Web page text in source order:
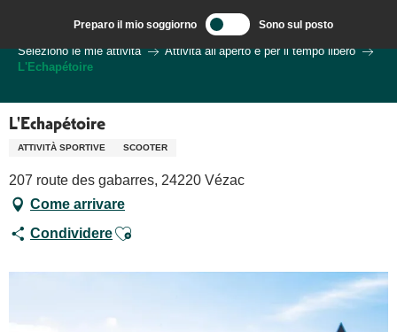
contenu
principal
Preparo il mio soggiorno Sono sul posto
Benvenuti a Sarlat, capitale del Périgord Noir – IT
Seleziono le mie attività
Attività all’aperto e per il tempo libero
L'Echapétoire
L'Echapétoire
ATTIVITÀ SPORTIVE SCOOTER
207 route des gabarres, 24220 Vézac
Come arrivare
CondividereAjouter aux favoris